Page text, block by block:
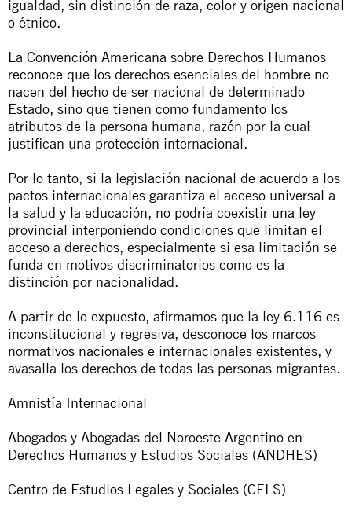
igualdad, sin distinción de raza, color y origen nacional
o étnico.
La Convención Americana sobre Derechos Humanos
reconoce que los derechos esenciales del hombre no
nacen del hecho de ser nacional de determinado
Estado, sino que tienen como fundamento los
atributos de la persona humana, razón por la cual
justifican una protección internacional.
Por lo tanto, si la legislación nacional de acuerdo a los
pactos internacionales garantiza el acceso universal a
la salud y la educación, no podría coexistir una ley
provincial interponiendo condiciones que limitan el
acceso a derechos, especialmente si esa limitación se
funda en motivos discriminatorios como es la
distinción por nacionalidad.
A partir de lo expuesto, afirmamos que la ley 6.116 es
inconstitucional y regresiva, desconoce los marcos
normativos nacionales e internacionales existentes, y
avasalla los derechos de todas las personas migrantes.
Amnistía Internacional
Abogados y Abogadas del Noroeste Argentino en
Derechos Humanos y Estudios Sociales (ANDHES)
Centro de Estudios Legales y Sociales (CELS)